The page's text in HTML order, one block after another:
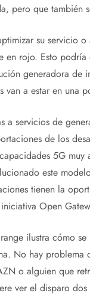
pero que también
su servicio
en rojo. Esto
generadora
van a estar en una
a servicios de
de los
5G
este
tienen la
Open
ilustra cómo
No hay
o alguien que
ver el disparo